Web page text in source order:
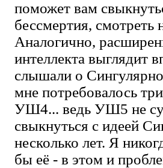
поможет вам
бессмертия, смотреть
Аналогично,
интеллекта выглядит
слышали о
мне потребовалось
УШ4... ведь УШ5 не
свыкнуться с идеей
несколько лет. Я
бы её - в этом и